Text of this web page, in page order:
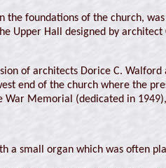
the foundations of the church,
Upper Hall designed by
of architects Dorice C.
end of the church where the
Memorial (dedicated in
a small organ which was often